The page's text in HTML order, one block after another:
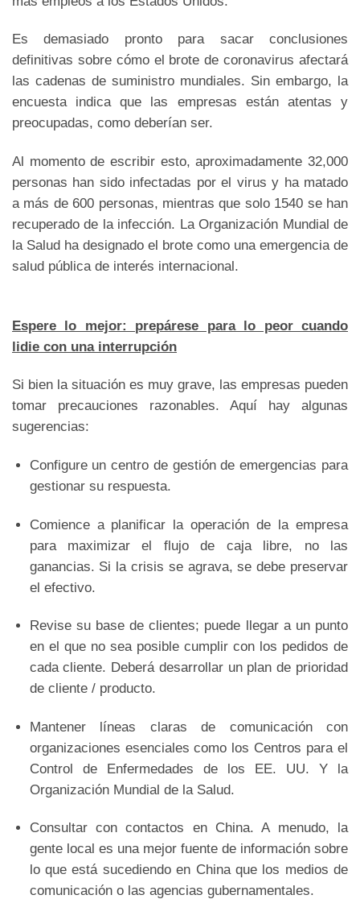
Es demasiado pronto para sacar conclusiones
definitivas sobre cómo el brote de coronavirus afectará
las cadenas de suministro mundiales. Sin embargo, la
encuesta indica que las empresas están atentas y
preocupadas, como deberían ser.
Al momento de escribir esto, aproximadamente 32,000
personas han sido infectadas por el virus y ha matado
a más de 600 personas, mientras que solo 1540 se han
recuperado de la infección. La Organización Mundial de
la Salud ha designado el brote como una emergencia de
salud pública de interés internacional.
Espere lo mejor: prepárese para lo peor cuando
lidie con una interrupción
Si bien la situación es muy grave, las empresas pueden
tomar precauciones razonables. Aquí hay algunas
sugerencias:
Configure un centro de gestión de emergencias para
gestionar su respuesta.
Comience a planificar la operación de la empresa
para maximizar el flujo de caja libre, no las
ganancias. Si la crisis se agrava, se debe preservar
el efectivo.
Revise su base de clientes; puede llegar a un punto
en el que no sea posible cumplir con los pedidos de
cada cliente. Deberá desarrollar un plan de prioridad
de cliente / producto.
Mantener líneas claras de comunicación con
organizaciones esenciales como los Centros para el
Control de Enfermedades de los EE. UU. Y la
Organización Mundial de la Salud.
Consultar con contactos en China. A menudo, la
gente local es una mejor fuente de información sobre
lo que está sucediendo en China que los medios de
comunicación o las agencias gubernamentales.